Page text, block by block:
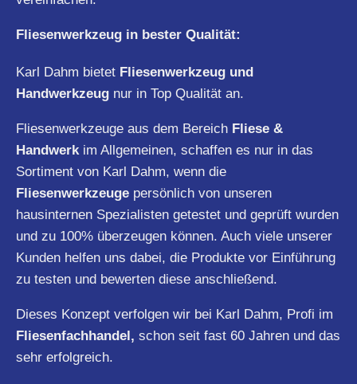
Fliesenwerkzeug in bester Qualität:
Karl Dahm bietet Fliesenwerkzeug und
Handwerkzeug nur in Top Qualität an.
Fliesenwerkzeuge aus dem Bereich Fliese &
Handwerkim Allgemeinen, schaffen es nur in das
Sortiment von Karl Dahm, wenn die
Fliesenwerkzeuge persönlich von unseren
hausinternen Spezialisten getestet und geprüft wurden
und zu 100% überzeugen können. Auch viele unserer
Kunden helfen uns dabei, die Produkte vor Einführung
zu testen und bewerten diese anschließend.
Dieses Konzept verfolgen wir bei Karl Dahm, Profi im
Fliesenfachhandel, schon seit fast 60 Jahren und das
sehr erfolgreich.